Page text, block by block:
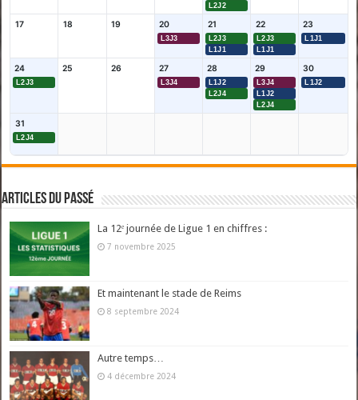
L2J2
17 18 19 20
L3J3
21
L2J3
L1J1
22
L2J3
L1J1
23
L1J1
24
L2J3
25 26 27
L3J4
28
L1J2
L2J4
29
L3J4
L1J2
L2J4
30
L1J2
31
L2J4
Articles du passé
La 12ᵉ journée de Ligue 1 en chiffres :
7 novembre 2025
Et maintenant le stade de Reims
8 septembre 2024
Autre temps…
4 décembre 2024